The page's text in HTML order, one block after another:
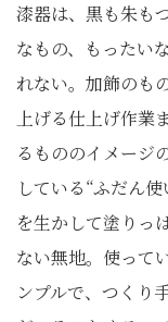
漆器は、黒も朱も
なもの、もったい
れない。加飾のも
上げる仕上げ作業
るもののイメージ
している“ふだん
を生かして塗りっ
ない無地。使って
ンプルで、つくり